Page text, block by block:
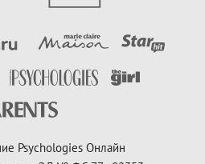
Psychologies Онлайн